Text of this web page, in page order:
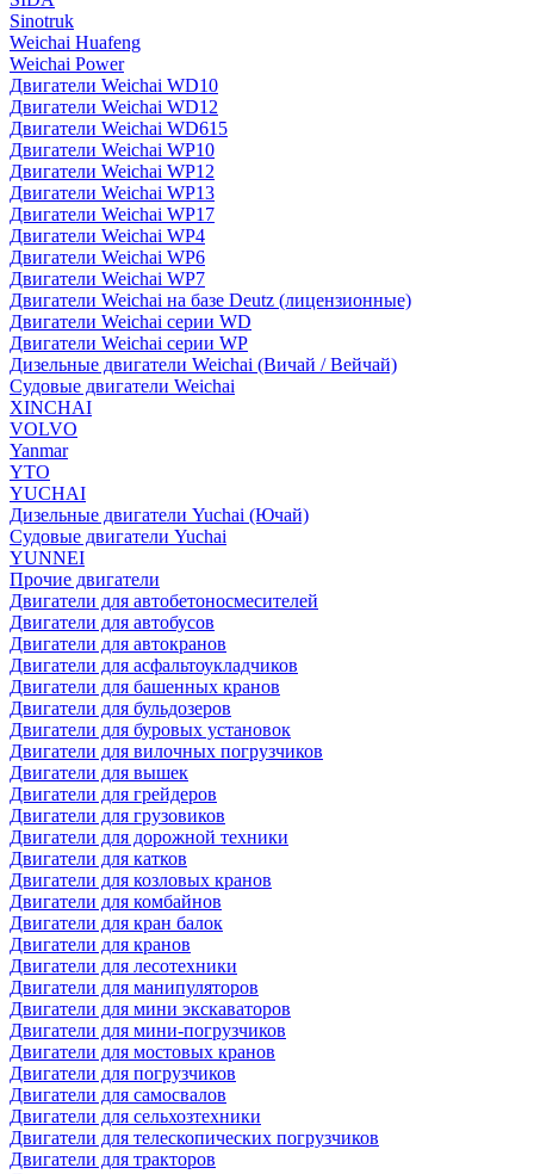
Sinotruk
Weichai Huafeng
Weichai Power
Двигатели Weichai WD10
Двигатели Weichai WD12
Двигатели Weichai WD615
Двигатели Weichai WP10
Двигатели Weichai WP12
Двигатели Weichai WP13
Двигатели Weichai WP17
Двигатели Weichai WP4
Двигатели Weichai WP6
Двигатели Weichai WP7
Двигатели Weichai на базе Deutz (лицензионные)
Двигатели Weichai серии WD
Двигатели Weichai серии WP
Дизельные двигатели Weichai (Вичай / Вейчай)
Судовые двигатели Weichai
XINCHAI
VOLVO
Yanmar
YTO
YUCHAI
Дизельные двигатели Yuchai (Ючай)
Судовые двигатели Yuchai
YUNNEI
Прочие двигатели
Двигатели для автобетоносмесителей
Двигатели для автобусов
Двигатели для автокранов
Двигатели для асфальтоукладчиков
Двигатели для башенных кранов
Двигатели для бульдозеров
Двигатели для буровых установок
Двигатели для вилочных погрузчиков
Двигатели для вышек
Двигатели для грейдеров
Двигатели для грузовиков
Двигатели для дорожной техники
Двигатели для катков
Двигатели для козловых кранов
Двигатели для комбайнов
Двигатели для кран балок
Двигатели для кранов
Двигатели для лесотехники
Двигатели для манипуляторов
Двигатели для мини экскаваторов
Двигатели для мини-погрузчиков
Двигатели для мостовых кранов
Двигатели для погрузчиков
Двигатели для самосвалов
Двигатели для сельхозтехники
Двигатели для телескопических погрузчиков
Двигатели для тракторов